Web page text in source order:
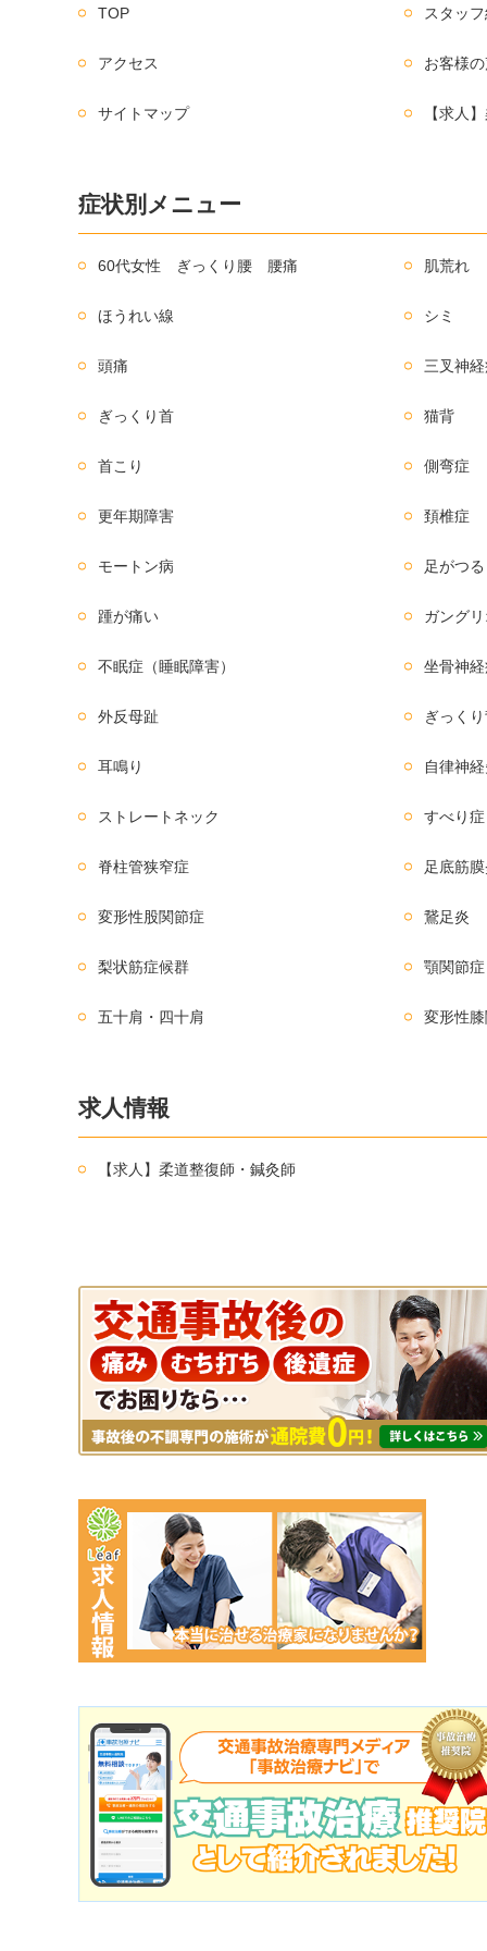
TOP スタッ
アクセス お客様
サイトマップ 【求人
症状別メニュー
60代女性 ぎっくり腰 腰痛 肌荒れ
ほうれい線 シミ
頭痛 三叉神
ぎっくり首 猫背
首こり 側弯症
更年期障害 頚椎症
モートン病 足がつ
踵が痛い ガング
不眠症（睡眠障害） 坐骨神
外反母趾 ぎっく
耳鳴り 自律神
ストレートネック すべり症
脊柱管狭窄症 足底筋
変形性股関節症 鵞足炎
梨状筋症候群 顎関節症
五十肩・四十肩 変形性
求人情報
【求人】柔道整復師・鍼灸師